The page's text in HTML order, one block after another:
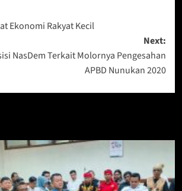
Ekonomi Rakyat Kecil
Next:
NasDem Terkait Molornya Pengesahan
APBD Nunukan 2020